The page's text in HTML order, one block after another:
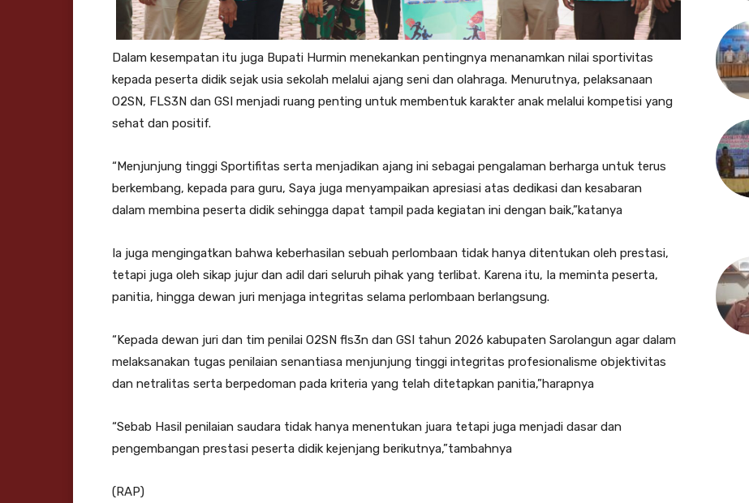
Dalam kesempatan itu juga Bupati Hurmin menekankan pentingnya menanamkan nilai sportivitas
kepada peserta didik sejak usia sekolah melalui ajang seni dan olahraga. Menurutnya, pelaksanaan
O2SN, FLS3N dan GSI menjadi ruang penting untuk membentuk karakter anak melalui kompetisi yang
sehat dan positif.
“Menjunjung tinggi Sportifitas serta menjadikan ajang ini sebagai pengalaman berharga untuk terus
berkembang, kepada para guru, Saya juga menyampaikan apresiasi atas dedikasi dan kesabaran
dalam membina peserta didik sehingga dapat tampil pada kegiatan ini dengan baik,”katanya
Ia juga mengingatkan bahwa keberhasilan sebuah perlombaan tidak hanya ditentukan oleh prestasi,
tetapi juga oleh sikap jujur dan adil dari seluruh pihak yang terlibat. Karena itu, Ia meminta peserta,
panitia, hingga dewan juri menjaga integritas selama perlombaan berlangsung.
“Kepada dewan juri dan tim penilai O2SN fls3n dan GSI tahun 2026 kabupaten Sarolangun agar dalam
melaksanakan tugas penilaian senantiasa menjunjung tinggi integritas profesionalisme objektivitas
dan netralitas serta berpedoman pada kriteria yang telah ditetapkan panitia,”harapnya
“Sebab Hasil penilaian saudara tidak hanya menentukan juara tetapi juga menjadi dasar dan
pengembangan prestasi peserta didik kejenjang berikutnya,”tambahnya
(RAP)